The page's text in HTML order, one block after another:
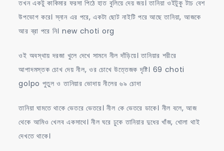
তখন একটু কাকিমার ফরসা পিঠে হাত বুলিয়ে দেয় জয়। তানিয়া ওইটুকু টাচ বেশ
উপভোগ করে। স্নান এর পরে, একটা ছোট নাইটি পরে আছে তানিয়া, আজকে
আর ব্রা পরে নি। new choti org
ওই অবস্থায় দরজা খুলে দেখে সামনে নীল দাঁড়িয়ে। তানিয়ার শরীরে
আপাদমস্তক চোখ দেয় নীল, ওর চোখে উত্তেজক দৃষ্টি। 69 choti
golpo পুতুল ও তানিয়ার ভোদায় নীলের ৬৯ চোদা
তানিয়া ঘামতে থাকে ভেতরে ভেতরে। নীল কে ভেতরে ডাকে। নীল বলে, আজ
থেকে আমিও খেলব একসাথে। নীল ঘরে ঢুকে তানিয়ার দুধের খাঁজ, খোলা থাই
দেখতে থাকে।